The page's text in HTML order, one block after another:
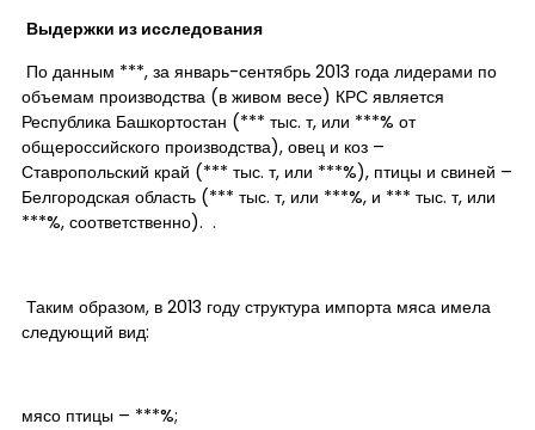
Выдержки из исследования
По данным ***, за январь-сентябрь 2013 года лидерами по
объемам производства (в живом весе) КРС является
Республика Башкортостан (*** тыс. т, или ***% от
общероссийского производства), овец и коз –
Ставропольский край (*** тыс. т, или ***%), птицы и свиней –
Белгородская область (*** тыс. т, или ***%, и *** тыс. т, или
***%, соответственно). .
Таким образом, в 2013 году структура импорта мяса имела
следующий вид:
мясо птицы – ***%;